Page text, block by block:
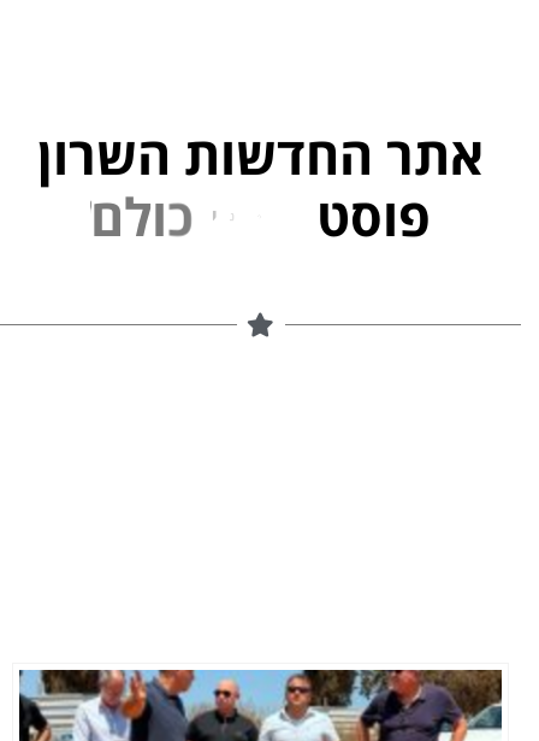
אתר החדשות השרון
פוסט